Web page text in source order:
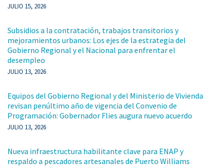
JULIO 15, 2026
Subsidios a la contratación, trabajos transitorios y
mejoramientos urbanos: Los ejes de la estrategia del
Gobierno Regional y el Nacional para enfrentar el
desempleo
JULIO 13, 2026
Equipos del Gobierno Regional y del Ministerio de Vivienda
revisan penúltimo año de vigencia del Convenio de
Programación: Gobernador Flies augura nuevo acuerdo
JULIO 13, 2026
Nueva infraestructura habilitante clave para ENAP y
respaldo a pescadores artesanales de Puerto Williams